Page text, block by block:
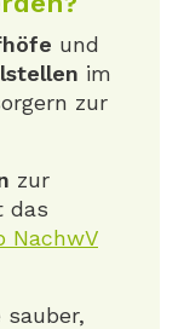
und
im
zur
zur
das
NachwV